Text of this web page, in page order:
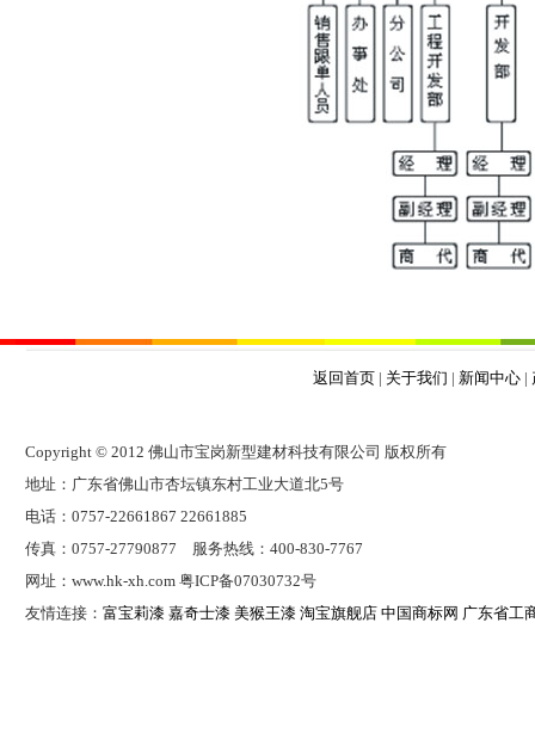
返回首页 | 关于我们 | 新闻中心 |
Copyright © 2012 佛山市宝岗新型建材科技有限公司 版权所有
地址：广东省佛山市杏坛镇东村工业大道北5号
电话：0757-22661867 22661885
传真：0757-27790877 服务热线：400-830-7767
网址：www.hk-xh.com 粤ICP备07030732号
友情连接： 富宝莉漆 嘉奇士漆 美猴王漆 淘宝旗舰店 中国商标网 广东省工